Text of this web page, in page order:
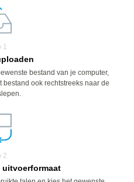
1
bestand van je computer,
ook rechtstreeks naar de
2
uitvoerformaat